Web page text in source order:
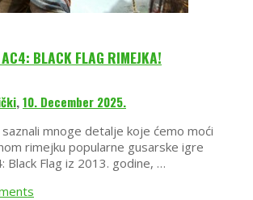
BLACK FLAG RIMEJKA!
,10. December 2025.
mnoge detalje koje ćemo moći
rimejku popularne gusarske igre
Black Flag iz 2013. godine, …